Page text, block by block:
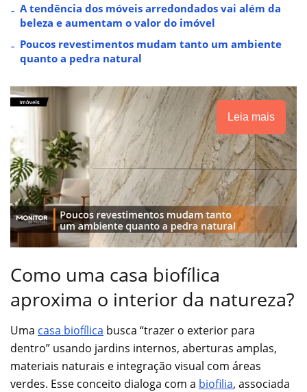
A tendência dos móveis arredondados vai além da
beleza e aumentam o valor do imóvel
Poucos revestimentos mudam tanto um ambiente
quanto a pedra natural
Leia mais
Como uma casa biofílica
aproxima o interior da natureza?
Uma casa biofílica busca “trazer o exterior para
dentro” usando jardins internos, aberturas amplas,
materiais naturais e integração visual com áreas
verdes. Esse conceito dialoga com a biofilia, associada